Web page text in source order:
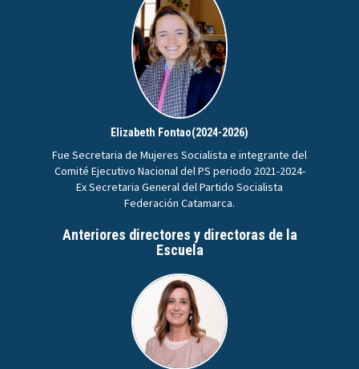
Elizabeth Fontao(2024-2026)
Fue Secretaria de Mujeres Socialista e integrante del
Comité Ejecutivo Nacional del PS periodo 2021-2024-
Ex Secretaria General del Partido Socialista
Federación Catamarca.
Anteriores directores y directoras de la
Escuela